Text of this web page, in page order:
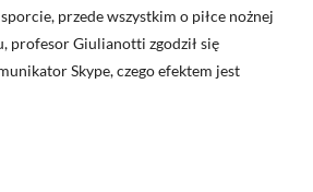
przede wszystkim o piłce nożnej
profesor Giulianotti zgodził się
Skype, czego efektem jest